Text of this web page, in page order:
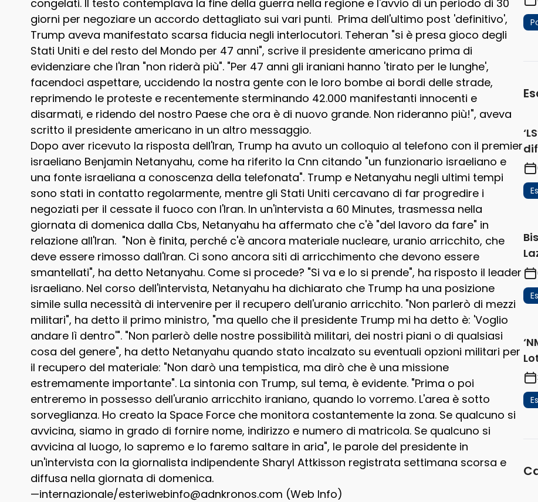
congelati. Il testo contemplava la fine della guerra nella regione e l'avvio di un periodo di 30
giorni per negoziare un accordo dettagliato sui vari punti. Prima dell'ultimo post 'definitivo',
Trump aveva manifestato scarsa fiducia negli interlocutori. Teheran "si è presa gioco degli
Stati Uniti e del resto del Mondo per 47 anni", scrive il presidente americano prima di
evidenziare che l'Iran "non riderà più". "Per 47 anni gli iraniani hanno 'tirato per le lunghe',
facendoci aspettare, uccidendo la nostra gente con le loro bombe ai bordi delle strade,
reprimendo le proteste e recentemente sterminando 42.000 manifestanti innocenti e
disarmati, e ridendo del nostro Paese che ora è di nuovo grande. Non rideranno più!", aveva
scritto il presidente americano in un altro messaggio.
Dopo aver ricevuto la risposta dell'Iran, Trump ha avuto un colloquio al telefono con il premier
israeliano Benjamin Netanyahu, come ha riferito la Cnn citando "un funzionario israeliano e
una fonte israeliana a conoscenza della telefonata". Trump e Netanyahu negli ultimi tempi
sono stati in contatto regolarmente, mentre gli Stati Uniti cercavano di far progredire i
negoziati per il cessate il fuoco con l'Iran. In un'intervista a 60 Minutes, trasmessa nella
giornata di domenica dalla Cbs, Netanyahu ha affermato che c'è "del lavoro da fare" in
relazione all'Iran. "Non è finita, perché c'è ancora materiale nucleare, uranio arricchito, che
deve essere rimosso dall'Iran. Ci sono ancora siti di arricchimento che devono essere
smantellati", ha detto Netanyahu. Come si procede? "Si va e lo si prende", ha risposto il leader
israeliano. Nel corso dell'intervista, Netanyahu ha dichiarato che Trump ha una posizione
simile sulla necessità di intervenire per il recupero dell'uranio arricchito. "Non parlerò di mezzi
militari", ha detto il primo ministro, "ma quello che il presidente Trump mi ha detto è: 'Voglio
andare lì dentro'". "Non parlerò delle nostre possibilità militari, dei nostri piani o di qualsiasi
cosa del genere", ha detto Netanyahu quando stato incalzato su eventuali opzioni militari per
il recupero del materiale: "Non darò una tempistica, ma dirò che è una missione
estremamente importante". La sintonia con Trump, sul tema, è evidente. "Prima o poi
entreremo in possesso dell'uranio arricchito iraniano, quando lo vorremo. L'area è sotto
sorveglianza. Ho creato la Space Force che monitora costantemente la zona. Se qualcuno si
avvicina, siamo in grado di fornire nome, indirizzo e numero di matricola. Se qualcuno si
avvicina al luogo, lo sapremo e lo faremo saltare in aria", le parole del presidente in
un'intervista con la giornalista indipendente Sharyl Attkisson registrata settimana scorsa e
diffusa nella giornata di domenica.
—internazionale/esteriwebinfo@adnkronos.com (Web Info)